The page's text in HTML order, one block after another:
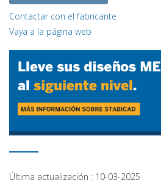
Contactar con el fabricante
Vaya a la página web
Última actualización : 10-03-2025